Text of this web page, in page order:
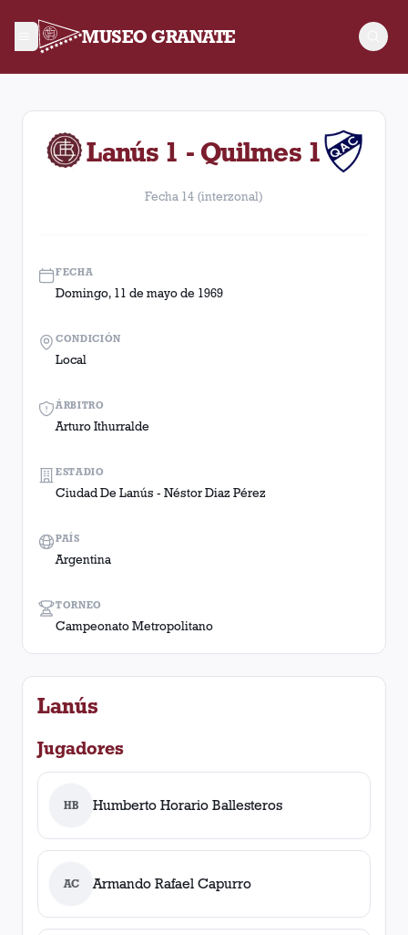
MUSEO GRANATE
Fecha 14 (interzonal). Partido entre Lanús y Quilmes
Lanús 1 - Quilmes 1
Fecha 14 (interzonal)
FECHA
Domingo, 11 de mayo de 1969
ÁRBITRO
Arturo Ithurralde
TORNEO
Campeonato Metropolitano
CONDICIÓN
Local
ESTADIO
Ciudad De Lanús - Néstor Diaz Pérez
PAÍS
Argentina
Lanús
Jugadores
HB Humberto Horario Ballesteros
AC Armando Rafael Capurro